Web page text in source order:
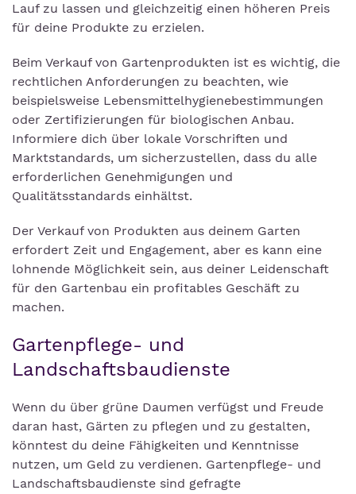
Lauf zu lassen und gleichzeitig einen höheren Preis
für deine Produkte zu erzielen.
Beim Verkauf von Gartenprodukten ist es wichtig, die
rechtlichen Anforderungen zu beachten, wie
beispielsweise Lebensmittelhygienebestimmungen
oder Zertifizierungen für biologischen Anbau.
Informiere dich über lokale Vorschriften und
Marktstandards, um sicherzustellen, dass du alle
erforderlichen Genehmigungen und
Qualitätsstandards einhältst.
Der Verkauf von Produkten aus deinem Garten
erfordert Zeit und Engagement, aber es kann eine
lohnende Möglichkeit sein, aus deiner Leidenschaft
für den Gartenbau ein profitables Geschäft zu
machen.
Gartenpflege- und
Landschaftsbaudienste
Wenn du über grüne Daumen verfügst und Freude
daran hast, Gärten zu pflegen und zu gestalten,
könntest du deine Fähigkeiten und Kenntnisse
nutzen, um Geld zu verdienen. Gartenpflege- und
Landschaftsbaudienste sind gefragte